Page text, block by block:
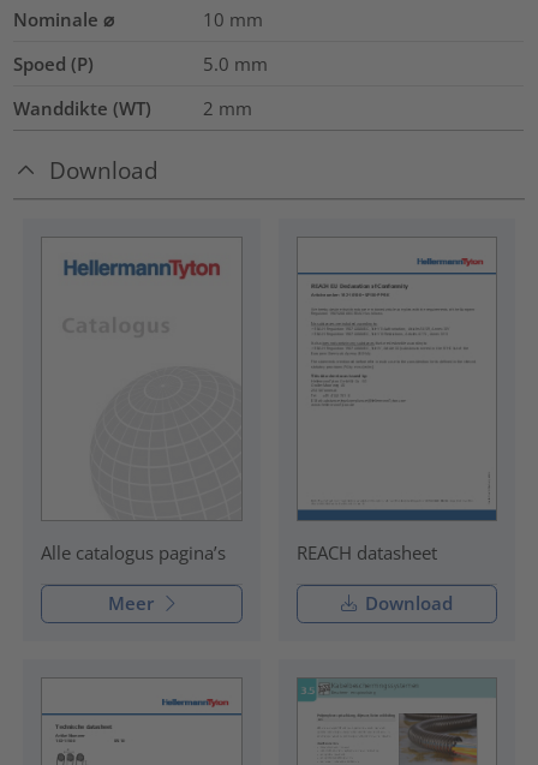
Nominale ⌀
10 mm
Spoed (P)
5.0 mm
Wanddikte (WT)
2 mm
Download
Alle catalogus pagina’s
Meer
REACH datasheet
Download